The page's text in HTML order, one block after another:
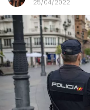
25/04/2022